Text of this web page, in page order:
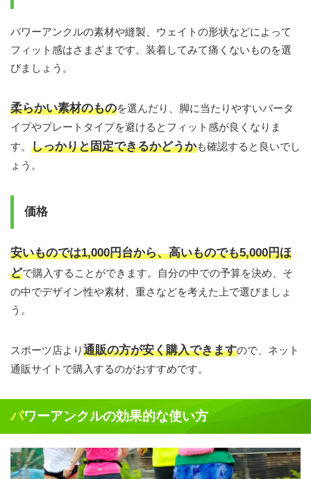
パワーアンクルの素材や縫製、ウェイトの形状などによって
フィット感はさまざまです。装着してみて痛くないものを選
びましょう。
柔らかい素材のものを選んだり、脚に当たりやすいバータ
イプやプレートタイプを避けるとフィット感が良くなりま
す。 しっかりと固定できるかどうかも確認すると良いでし
ょう。
価格
安いものでは1,000円台から、高いものでも5,000円ほ
どで購入することができます。自分の中での予算を決め、そ
の中でデザイン性や素材、重さなどを考えた上で選びましょ
う。
スポーツ店より通販の方が安く購入できますので、ネット
通販サイトで購入するのがおすすめです。
パワーアンクルの効果的な使い方